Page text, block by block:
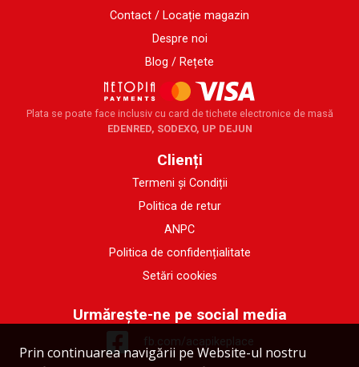
Contact / Locație magazin
Despre noi
Blog / Rețete
Plata se poate face inclusiv cu card de tichete electronice de masă
EDENRED, SODEXO, UP DEJUN
Clienți
Termeni și Condiții
Politica de retur
ANPC
Politica de confidențialitate
Setări cookies
Urmărește-ne pe social media
fb.com/acapikeplace
Prin continuarea navigării pe Website-ul nostru